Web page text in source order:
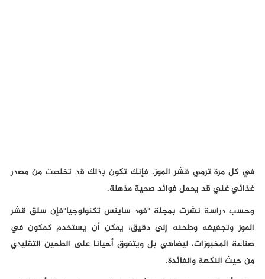
في كل مرة ترمي قشر الموز، فإنك تكون بذلك قد تخلصت من مصدر
غذائي غني قد يحمل فوائد صحية مذهلة.
وحسب دراسة نشرت بمجلة "فود ساينس تكنولوجيا"فإن سلق قشر
الموز وتجفيفه وطحنه إلى دقيق، يمكن أن يستخدم كمكون في
صناعة المخبوزات، ليضاهي بل ويتفوق أحيانا على الطحين التقليدي
من حيث النكهة والفائدة.